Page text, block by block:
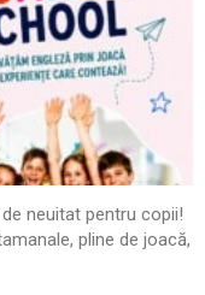
neuitat pentru copii!
pline de joacă,